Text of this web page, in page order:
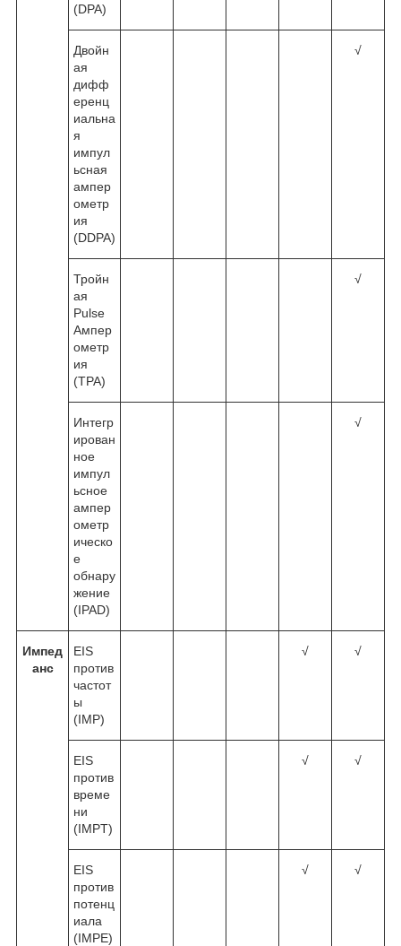
(DPA)
Двойн
ая
дифф
еренц
иальна
я
импул
ьсная
ампер
ометр
ия
(DDPA)
√
Тройн
ая
Pulse
Ампер
ометр
ия
(TPA)
√
Интегр
ирован
ное
импул
ьсное
ампер
ометр
ическо
е
обнару
жение
(IPAD)
√
Импед
анс
EIS
против
частот
ы
(IMP)
√ √
EIS
против
време
ни
(IMPT)
√ √
EIS
против
потенц
иала
(IMPE)
√ √